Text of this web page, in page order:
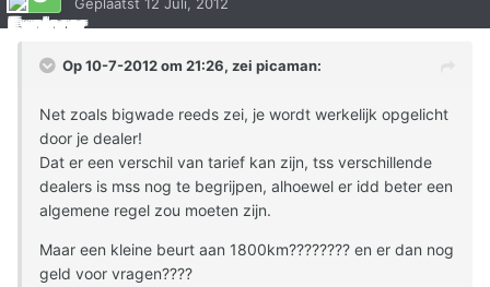
Op 10-7-2012 om 21:26, zei picaman:
Net zoals bigwade reeds zei, je wordt werkelijk opgelicht
door je dealer!
Dat er een verschil van tarief kan zijn, tss verschillende
dealers is mss nog te begrijpen, alhoewel er idd beter een
algemene regel zou moeten zijn.
Maar een kleine beurt aan 1800km???????? en er dan nog
geld voor vragen????